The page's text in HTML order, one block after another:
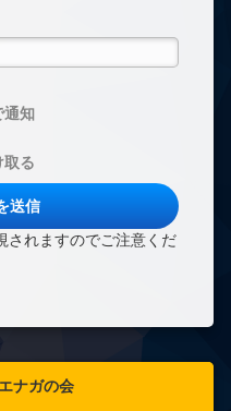
通知
取る
されますのでご注意くだ
ナガの会